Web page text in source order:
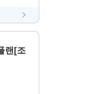
랜[조